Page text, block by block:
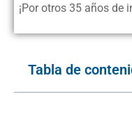
¡Por otros 35 años de
Tabla de